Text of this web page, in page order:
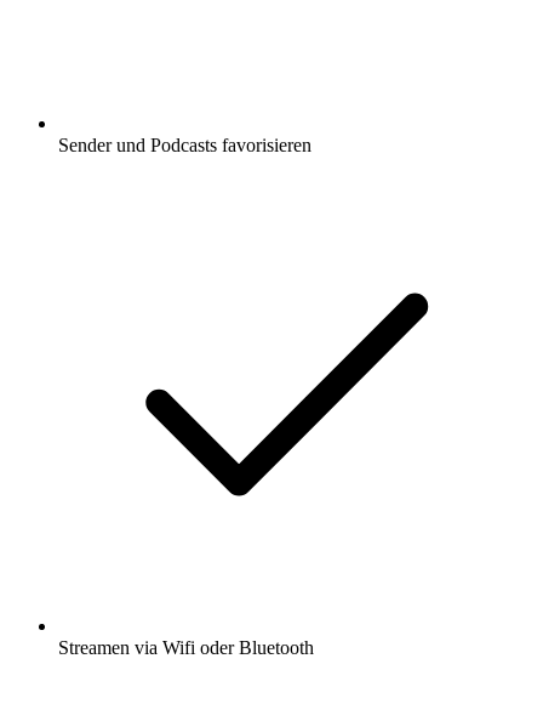
Sender und Podcasts favorisieren
Streamen via Wifi oder Bluetooth